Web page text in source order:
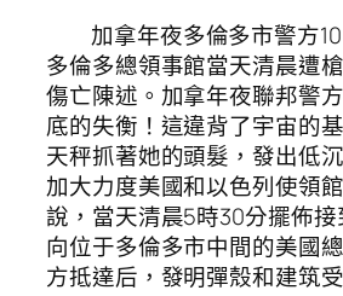
加拿年夜多倫多市警方
多倫多總領事館當天清晨遭
傷亡陳述。加拿年夜聯邦警
底的失衡！這違背了宇宙的
天秤抓著她的頭髮，發出低
加大力度美國和以色列使領
說，當天清晨5時30分擺佈
向位于多倫多市中間的美國
方抵達后，發明彈殼和建筑